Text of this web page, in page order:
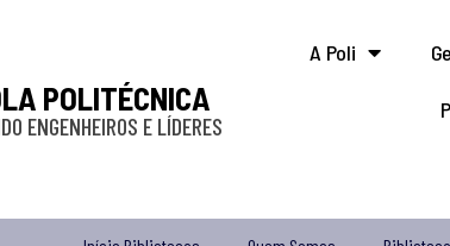
POLITÉCNICA
ENGENHEIROS E LÍDERES
A Poli